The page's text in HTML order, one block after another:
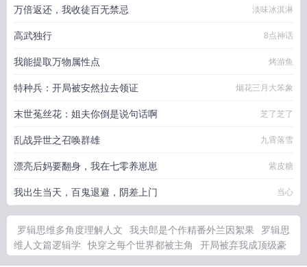
万倍返还，我收徒百无禁忌 淡味冰淇淋
高武独行 8点神话
我能提取万物属性点 烤游鱼
特种兵：开局被安然拉去领证 烟花三月大笨象
末世菟丝花：姐夫你倒是说句话啊 芝了芝了
乱战异世之召唤群雄 九霄落雪
漂亮后妈要翻身，我在七零养崽崽 紫皮糖
我出生当天，百鬼退避，阴差上门 当心
罗辑思维多角度理解人文 我夫郎是个作精番外兰因絮果
罗辑思
维人文篇逻辑学
快穿之每个世界都被主角
开局被弃我成顶级豪